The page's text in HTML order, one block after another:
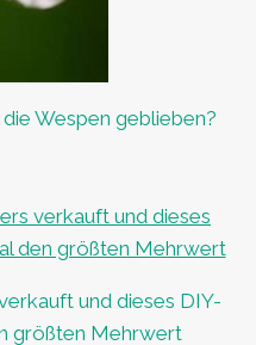
Wespen geblieben?
und dieses DIY-
größten Mehrwert